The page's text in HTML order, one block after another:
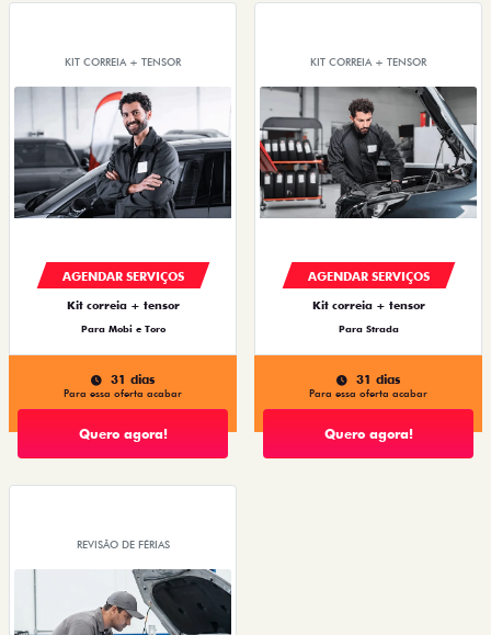
KIT CORREIA + TENSOR
AGENDAR SERVIÇOS
Kit correia + tensor
Para Mobi e Toro
31 dias
Para essa oferta acabar
Quero agora!
KIT CORREIA + TENSOR
AGENDAR SERVIÇOS
Kit correia + tensor
Para Strada
31 dias
Para essa oferta acabar
Quero agora!
REVISÃO DE FÉRIAS